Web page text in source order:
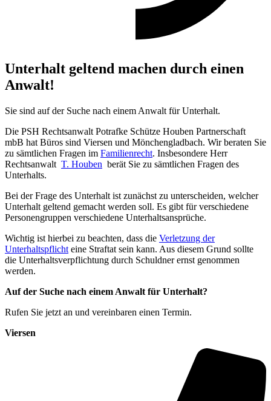
Unterhalt geltend machen durch einen
Anwalt!
Sie sind auf der Suche nach einem Anwalt für Unterhalt.
Die PSH Rechtsanwalt Potrafke Schütze Houben Partnerschaft
mbB hat Büros sind Viersen und Mönchengladbach. Wir beraten Sie
zu sämtlichen Fragen im Familienrecht. Insbesondere Herr
Rechtsanwalt T. Houben berät Sie zu sämtlichen Fragen des
Unterhalts.
Bei der Frage des Unterhalt ist zunächst zu unterscheiden, welcher
Unterhalt geltend gemacht werden soll. Es gibt für verschiedene
Personengruppen verschiedene Unterhaltsansprüche.
Wichtig ist hierbei zu beachten, dass die Verletzung der
Unterhaltspflicht eine Straftat sein kann. Aus diesem Grund sollte
die Unterhaltsverpflichtung durch Schuldner ernst genommen
werden.
Auf der Suche nach einem Anwalt für Unterhalt?
Rufen Sie jetzt an und vereinbaren einen Termin.
Viersen